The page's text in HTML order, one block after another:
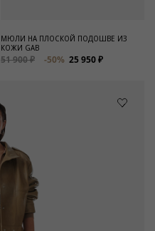
МЮЛИ НА ПЛОСКОЙ ПОДОШВЕ ИЗ
КОЖИ GAB
51 900 ₽ -50% 25 950 ₽